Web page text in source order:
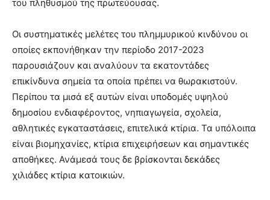
του πληθυσμού της πρωτεύουσας.
Οι συστηματικές μελέτες του πλημμυρικού κινδύνου οι
οποίες εκπονήθηκαν την περίοδο 2017-2023
παρουσιάζουν και αναλύουν τα εκατοντάδες
επικίνδυνα σημεία τα οποία πρέπει να θωρακιστούν.
Περίπου τα μισά εξ αυτών είναι υποδομές υψηλού
δημοσίου ενδιαφέροντος, νηπιαγωγεία, σχολεία,
αθλητικές εγκαταστάσεις, επιτελικά κτίρια. Τα υπόλοιπα
είναι βιομηχανίες, κτίρια επιχειρήσεων και σημαντικές
αποθήκες. Ανάμεσά τους δε βρίσκονται δεκάδες
χιλιάδες κτίρια κατοικιών.